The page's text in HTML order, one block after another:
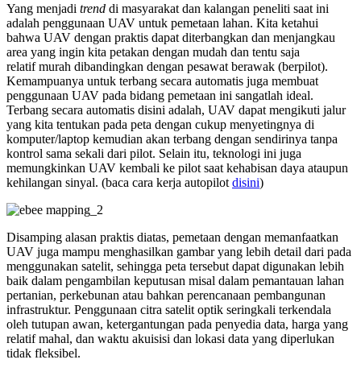
Yang menjadi trend di masyarakat dan kalangan peneliti saat ini
adalah penggunaan UAV untuk pemetaan lahan. Kita ketahui
bahwa UAV dengan praktis dapat diterbangkan dan menjangkau
area yang ingin kita petakan dengan mudah dan tentu saja
relatif murah dibandingkan dengan pesawat berawak (berpilot).
Kemampuanya untuk terbang secara automatis juga membuat
penggunaan UAV pada bidang pemetaan ini sangatlah ideal.
Terbang secara automatis disini adalah, UAV dapat mengikuti jalur
yang kita tentukan pada peta dengan cukup menyetingnya di
komputer/laptop kemudian akan terbang dengan sendirinya tanpa
kontrol sama sekali dari pilot. Selain itu, teknologi ini juga
memungkinkan UAV kembali ke pilot saat kehabisan daya ataupun
kehilangan sinyal. (baca cara kerja autopilot disini)
Disamping alasan praktis diatas, pemetaan dengan memanfaatkan
UAV juga mampu menghasilkan gambar yang lebih detail dari pada
menggunakan satelit, sehingga peta tersebut dapat digunakan lebih
baik dalam pengambilan keputusan misal dalam pemantauan lahan
pertanian, perkebunan atau bahkan perencanaan pembangunan
infrastruktur. Penggunaan citra satelit optik seringkali terkendala
oleh tutupan awan, ketergantungan pada penyedia data, harga yang
relatif mahal, dan waktu akuisisi dan lokasi data yang diperlukan
tidak fleksibel.